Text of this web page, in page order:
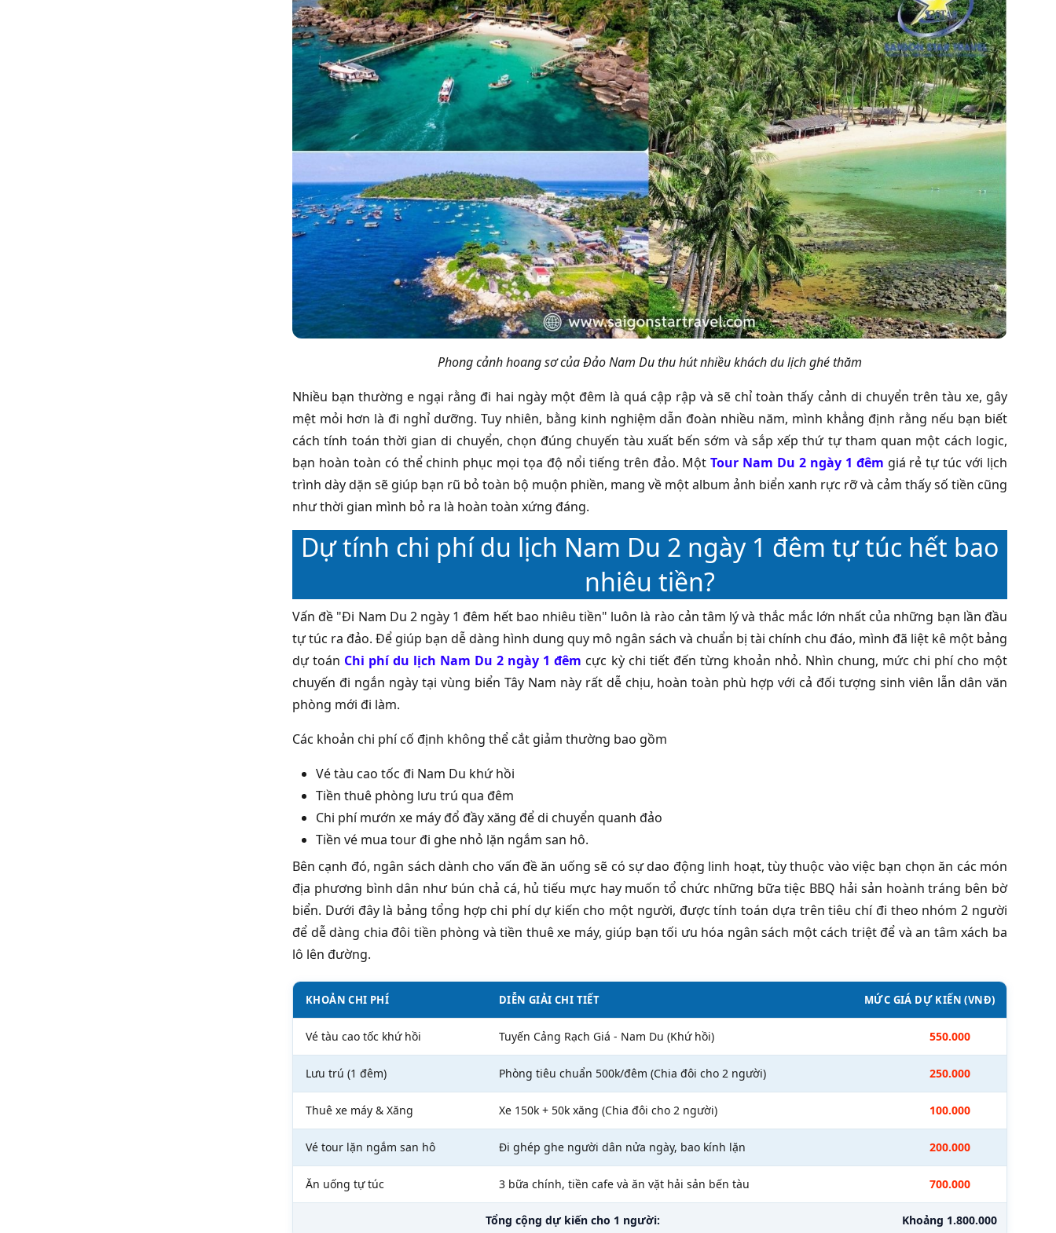
Phong cảnh hoang sơ của Đảo Nam Du thu hút nhiều khách du lịch ghé thăm
Nhiều bạn thường e ngại rằng đi hai ngày một đêm là quá cập rập và sẽ chỉ toàn thấy cảnh di chuyển trên tàu xe, gây
mệt mỏi hơn là đi nghỉ dưỡng. Tuy nhiên, bằng kinh nghiệm dẫn đoàn nhiều năm, mình khẳng định rằng nếu bạn biết
cách tính toán thời gian di chuyển, chọn đúng chuyến tàu xuất bến sớm và sắp xếp thứ tự tham quan một cách logic,
bạn hoàn toàn có thể chinh phục mọi tọa độ nổi tiếng trên đảo. MộtTour Nam Du 2 ngày 1 đêm giá rẻ tự túc với lịch
trình dày dặn sẽ giúp bạn rũ bỏ toàn bộ muộn phiền, mang về một album ảnh biển xanh rực rỡ và cảm thấy số tiền cũng
như thời gian mình bỏ ra là hoàn toàn xứng đáng.
Dự tính chi phí du lịch Nam Du 2 ngày 1 đêm tự túc hết bao
nhiêu tiền?
Vấn đề "Đi Nam Du 2 ngày 1 đêm hết bao nhiêu tiền" luôn là rào cản tâm lý và thắc mắc lớn nhất của những bạn lần đầu
tự túc ra đảo. Để giúp bạn dễ dàng hình dung quy mô ngân sách và chuẩn bị tài chính chu đáo, mình đã liệt kê một bảng
dự toán Chi phí du lịch Nam Du 2 ngày 1 đêm cực kỳ chi tiết đến từng khoản nhỏ. Nhìn chung, mức chi phí cho một
chuyến đi ngắn ngày tại vùng biển Tây Nam này rất dễ chịu, hoàn toàn phù hợp với cả đối tượng sinh viên lẫn dân văn
phòng mới đi làm.
Các khoản chi phí cố định không thể cắt giảm thường bao gồm
Vé tàu cao tốc đi Nam Du khứ hồi
Tiền thuê phòng lưu trú qua đêm
Chi phí mướn xe máy đổ đầy xăng để di chuyển quanh đảo
Tiền vé mua tour đi ghe nhỏ lặn ngắm san hô.
Bên cạnh đó, ngân sách dành cho vấn đề ăn uống sẽ có sự dao động linh hoạt, tùy thuộc vào việc bạn chọn ăn các món
địa phương bình dân như bún chả cá, hủ tiếu mực hay muốn tổ chức những bữa tiệc BBQ hải sản hoành tráng bên bờ
biển. Dưới đây là bảng tổng hợp chi phí dự kiến cho một người, được tính toán dựa trên tiêu chí đi theo nhóm 2 người
để dễ dàng chia đôi tiền phòng và tiền thuê xe máy, giúp bạn tối ưu hóa ngân sách một cách triệt để và an tâm xách ba
lô lên đường.
KHOẢN CHI PHÍ DIỄN GIẢI CHI TIẾT MỨC GIÁ DỰ KIẾN (VNĐ)
Vé tàu cao tốc khứ hồi Tuyến Cảng Rạch Giá - Nam Du (Khứ hồi) 550.000
Lưu trú (1 đêm) Phòng tiêu chuẩn 500k/đêm (Chia đôi cho 2 người) 250.000
Thuê xe máy & Xăng Xe 150k + 50k xăng (Chia đôi cho 2 người) 100.000
Vé tour lặn ngắm san hô Đi ghép ghe người dân nửa ngày, bao kính lặn 200.000
Ăn uống tự túc 3 bữa chính, tiền cafe và ăn vặt hải sản bến tàu 700.000
Tổng cộng dự kiến cho 1 người: Khoảng 1.800.000